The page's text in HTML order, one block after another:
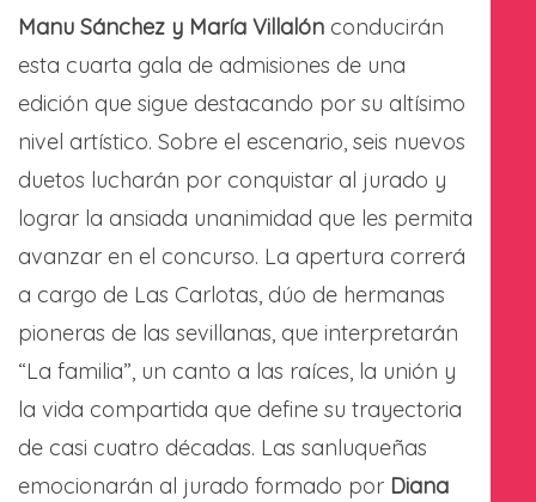
Manu Sánchez y María Villalón conducirán
esta cuarta gala de admisiones de una
edición que sigue destacando por su altísimo
nivel artístico. Sobre el escenario, seis nuevos
duetos lucharán por conquistar al jurado y
lograr la ansiada unanimidad que les permita
avanzar en el concurso. La apertura correrá
a cargo de Las Carlotas, dúo de hermanas
pioneras de las sevillanas, que interpretarán
“La familia”, un canto a las raíces, la unión y
la vida compartida que define su trayectoria
de casi cuatro décadas. Las sanluqueñas
emocionarán al jurado formado por Diana